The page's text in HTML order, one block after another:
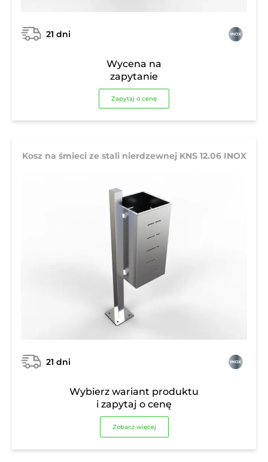
21 dni
Wycena na
zapytanie
Zapytaj o cenę
Kosz na śmieci ze stali nierdzewnej KNS 12.06 INOX
21 dni
Wybierz wariant produktu
i zapytaj o cenę
Zobacz więcej